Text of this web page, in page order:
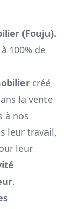
(Fouju).
100% de
créé
la vente
à nos
leur travail,
leur
.